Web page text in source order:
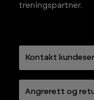
treningspartner.
Kontakt
Angrerett og